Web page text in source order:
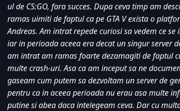
ul de CS:GO, fara succes. Dupa ceva timp am
ramas uimiti de faptul ca pe GTA V exista o
Andreas. Am intrat repede curiosi sa vedem ce
iar in perioada aceea era decat un singur server
am intrat am ramas foarte dezamagiti de faptul
multe crash-uri. Asa ca am inceput sa ne
gaseam cum putem sa dezvoltam un server de
pentru ca in aceea perioada nu erau asa multe
putine si abea daca intelegeam ceva. Dar cu